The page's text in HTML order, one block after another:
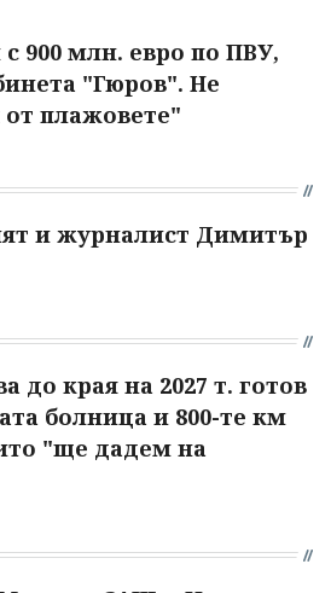
900 млн. евро по ПВУ,
"Гюров". Не
плажовете"
и журналист Димитър
края на 2027 т. готов
болница и 800-те км
"ще дадем на